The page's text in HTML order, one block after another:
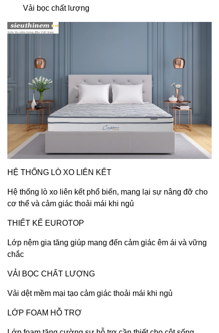
Vải bọc chất lượng
HỆ THỐNG LÒ XO LIÊN KẾT
Hệ thống lò xo liên kết phổ biến, mang lại sự nâng đỡ cho
cơ thể và cảm giác thoải mái khi ngủ
THIẾT KẾ EUROTOP
Lớp nệm gia tăng giúp mang đến cảm giác êm ái và vững
chắc
VẢI BỌC CHẤT LƯỢNG
Vải dệt mềm mại tạo cảm giác thoải mái khi ngủ
LỚP FOAM HỖ TRỢ